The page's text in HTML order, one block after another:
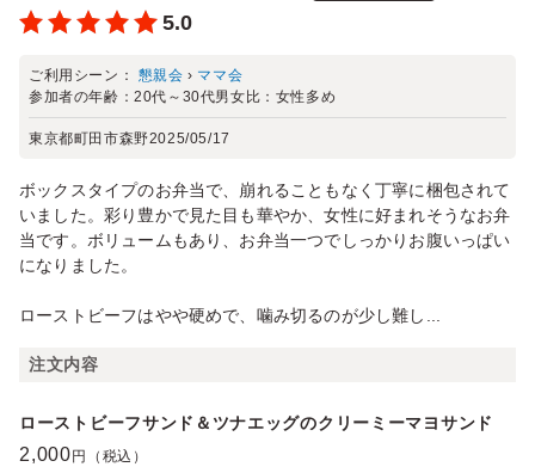
5.0
ご利用シーン： 懇親会 › ママ会
参加者の年齢：20代～30代男女比： 女性多め
東京都町田市森野2025/05/17
ボックスタイプのお弁当で、崩れることもなく丁寧に梱包されて
いました。彩り豊かで見た目も華やか、女性に好まれそうなお弁
当です。ボリュームもあり、お弁当一つでしっかりお腹いっぱい
になりました。
ローストビーフはやや硬めで、噛み切るのが少し難し...
注文内容
ローストビーフサンド＆ツナエッグのクリーミーマヨサンド
2,000 円（税込）